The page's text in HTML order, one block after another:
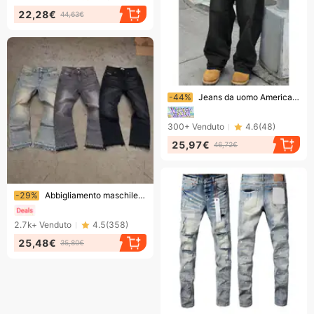
22,28€ 44,63€
Finendo presto!
-44% Jeans da uomo American Retro a gamba larga, alla moda, lavati, effetto consumato, gamba dritta, stile da papà, street style, versione cross-border
300+ Venduto 4.6(48)
25,97€ 46,72€
Finendo presto!
-29% Abbigliamento maschile con toppe strappate personalizzate, stampa a rombi a caldo resistente, marchio alla moda, vestibilità attillata, pantaloni versatili e attillati
2.7k+ Venduto 4.5(358)
25,48€ 35,80€